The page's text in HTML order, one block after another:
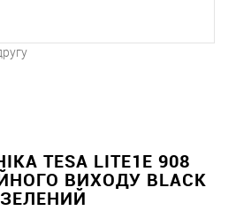
TESA LITE1E 908
ВИХОДУ BLACK